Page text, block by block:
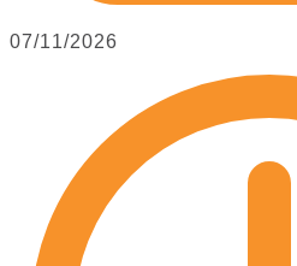
07/11/2026